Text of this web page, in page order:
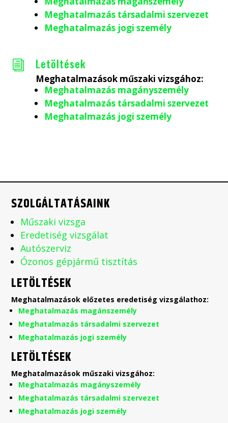
Meghatalmazás társadalmi szervezet
Meghatalmazás jogi személy
i Letöltések
Meghatalmazások műszaki vizsgához:
Meghatalmazás magányszemély
Meghatalmazás társadalmi szervezet
Meghatalmazás jogi személy
SZOLGÁLTATÁSAINK
Műszaki vizsga
Eredetiség vizsgálat
Autószerviz
Ózonos gépjármű tisztítás
LETÖLTÉSEK
Meghatalmazások előzetes eredetiség vizsgálathoz:
Meghatalmazás magánszemély
Meghatalmazás társadalmi szervezet
Meghatalmazás jogi személy
LETÖLTÉSEK
Meghatalmazások műszaki vizsgához:
Meghatalmazás magányszemély
Meghatalmazás társadalmi szervezet
Meghatalmazás jogi személy